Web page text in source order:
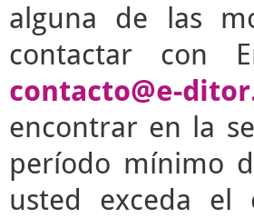
alguna de las
contactar con
contacto@e-
encontrar en la
período mínimo
usted exceda el